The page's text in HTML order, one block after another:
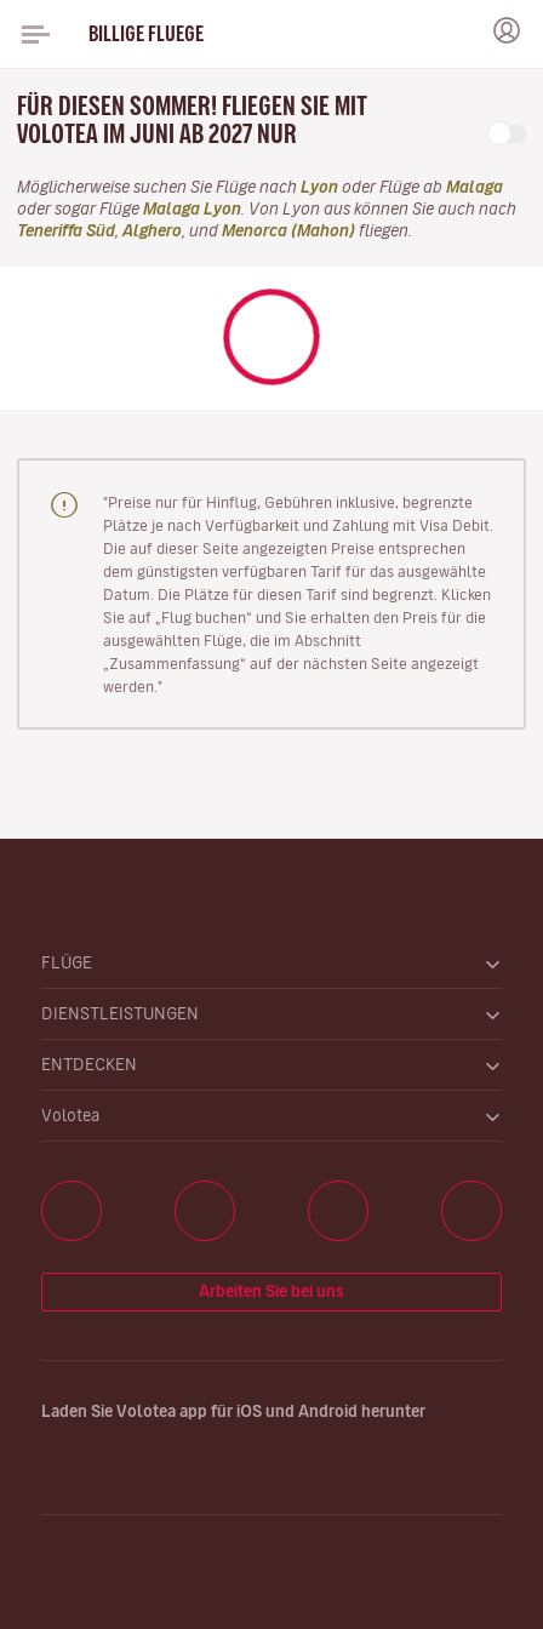
BILLIGE FLUEGE
FÜR DIESEN SOMMER! FLIEGEN SIE MIT
VOLOTEA IM JUNI AB 2027 NUR
Möglicherweise suchen Sie Flüge nach Lyon oder Flüge ab Malaga
oder sogar Flüge Malaga Lyon . Von Lyon aus können Sie auch nach
Teneriffa Süd Alghero , und Menorca (Mahon) fliegen.
"Preise nur für Hinflug, Gebühren inklusive, begrenzte
Plätze je nach Verfügbarkeit und Zahlung mit Visa Debit.
Die auf dieser Seite angezeigten Preise entsprechen
dem günstigsten verfügbaren Tarif für das ausgewählte
Datum. Die Plätze für diesen Tarif sind begrenzt. Klicken
Sie auf „Flug buchen“ und Sie erhalten den Preis für die
ausgewählten Flüge, die im Abschnitt
„Zusammenfassung“ auf der nächsten Seite angezeigt
werden."
FLÜGE
DIENSTLEISTUNGEN
ENTDECKEN
Volotea
Arbeiten Sie bei uns
Laden Sie Volotea app für iOS und Android herunter